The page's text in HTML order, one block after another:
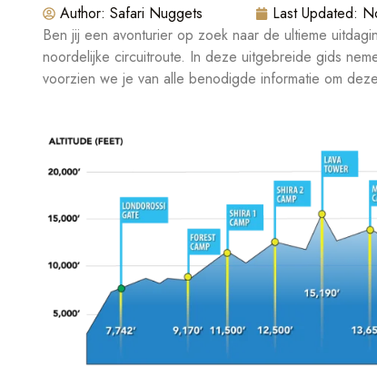
Author: Safari Nuggets Last Updated:
Ben jij een avonturier op zoek naar de ultieme
noordelijke circuitroute. In deze uitgebreide gids
voorzien we je van alle benodigde informatie om